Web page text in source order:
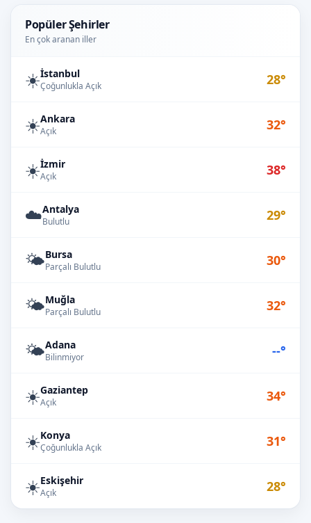
Popüler Şehirler
En çok aranan iller
☀️İstanbul
Çoğunlukla Açık 28°
☀️Ankara
Açık 32°
☀️İzmir
Açık 38°
☁️Antalya
Bulutlu 29°
🌤️Bursa
Parçalı Bulutlu 30°
🌤️Muğla
Parçalı Bulutlu 32°
🌤️Adana
Bilinmiyor --°
☀️Gaziantep
Açık 34°
☀️Konya
Çoğunlukla Açık 31°
☀️Eskişehir
Açık 28°